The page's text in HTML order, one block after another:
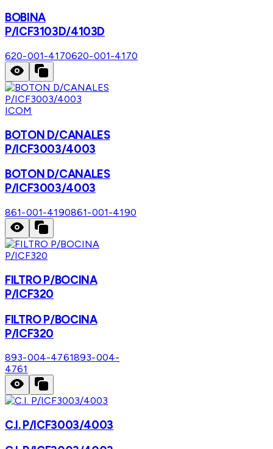
BOBINA
P/ICF3103D/4103D
620-001-4170620-001-4170
ICOM
BOTON D/CANALES
P/ICF3003/4003
BOTON D/CANALES
P/ICF3003/4003
861-001-4190861-001-4190
FILTRO P/BOCINA
P/ICF320
FILTRO P/BOCINA
P/ICF320
893-004-4761893-004-
4761
C.I. P/ICF3003/4003